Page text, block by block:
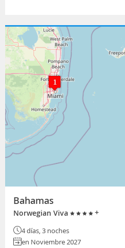
Bahamas
Norwegian Viva +
4 días, 3 noches
en Noviembre 2027